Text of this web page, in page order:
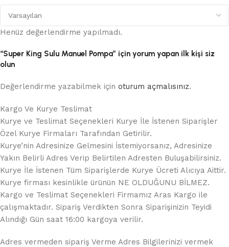
Henüz değerlendirme yapılmadı.
“Super King Sulu Manuel Pompa” için yorum yapan ilk kişi siz
olun
Değerlendirme yazabilmek için oturum açmalısınız.
Kargo Ve Kurye Teslimat
Kurye ve Teslimat Seçenekleri Kurye İle İstenen Siparişler
Özel Kurye Firmaları Tarafından Getirilir.
Kurye’nin Adresinize Gelmesini İstemiyorsanız, Adresinize
Yakın Belirli Adres Verip Belirtilen Adresten Buluşabilirsiniz.
Kurye İle İstenen Tüm Siparişlerde Kurye Ücreti Alıcıya Aittir.
Kurye firması kesinlikle ürünün NE OLDUĞUNU BİLMEZ.
Kargo ve Teslimat Seçenekleri Firmamız Aras Kargo ile
çalışmaktadır. Sipariş Verdikten Sonra Siparişinizin Teyidi
Alındığı Gün saat 16:00 kargoya verilir.
Adres vermeden sipariş Verme Adres Bilgilerinizi vermek